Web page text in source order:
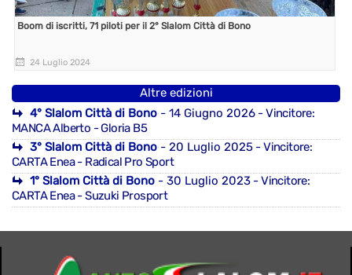
Boom di iscritti, 71 piloti per il 2° Slalom Città di Bono
24 Luglio 2024
Altre edizioni
4° Slalom Città di Bono - 14 Giugno 2026 - Vincitore:
MANCA Alberto - Gloria B5
3° Slalom Città di Bono - 20 Luglio 2025 - Vincitore:
CARTA Enea - Radical Pro Sport
1° Slalom Città di Bono - 30 Luglio 2023 - Vincitore:
CARTA Enea - Suzuki Prosport